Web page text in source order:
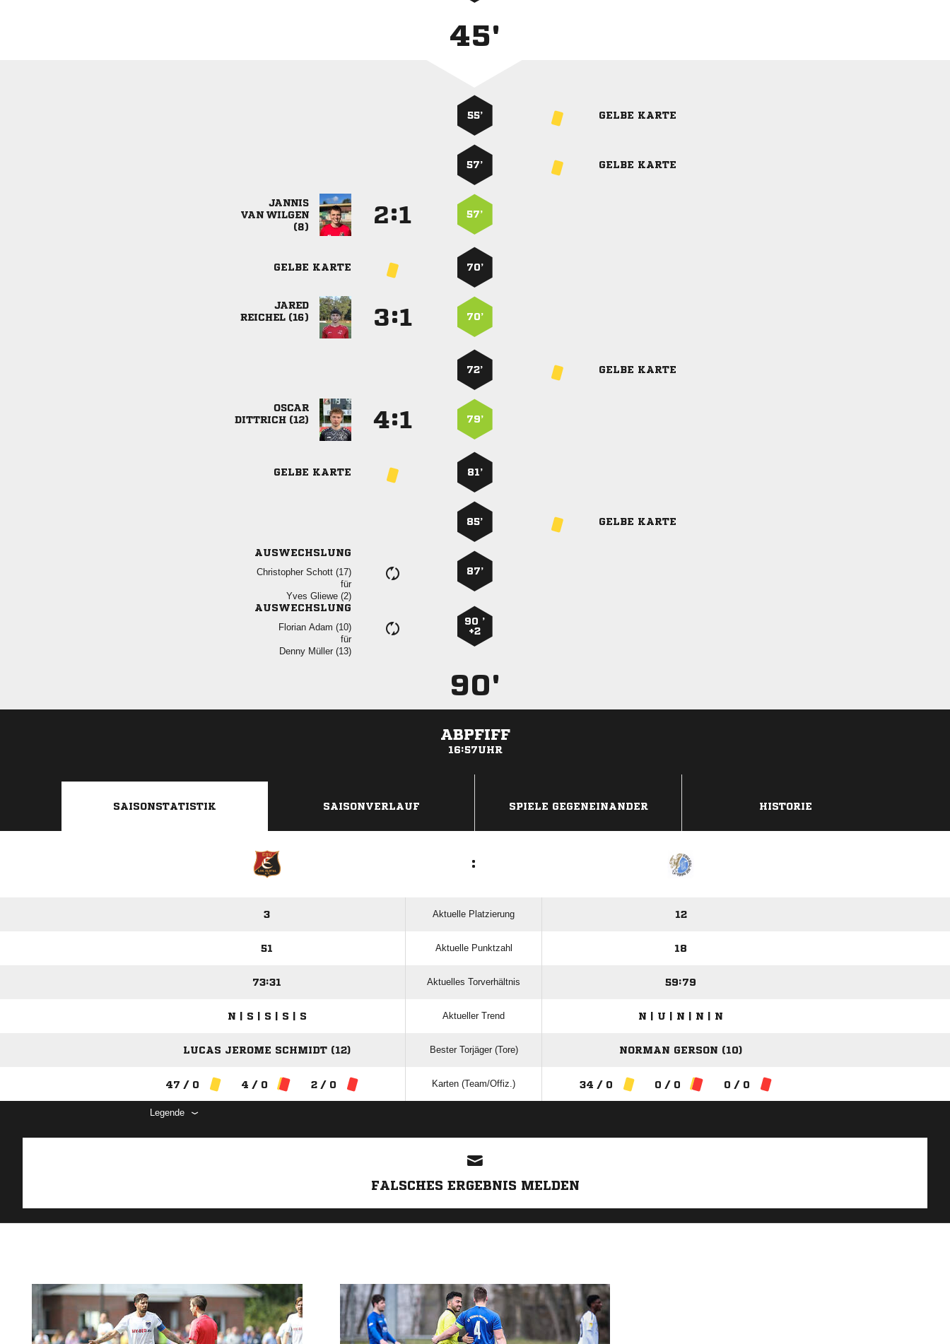
45'
55’ GELBE KARTE
57’ GELBE KARTE

 

: 57’
GELBE KARTE 70’

 
: 70’
72’ GELBE KARTE

 
: 79’
GELBE KARTE 81’
85’ GELBE KARTE
AUSWECHSLUNG
  
für
  
87’
AUSWECHSLUNG
  
für
  
90 ’
+2
90'
ABPFIFF
16:57UHR
SAISONSTATISTIK SAISONVERLAUF SPIELE GEGENEINANDER HISTORIE
:
3 Aktuelle Platzierung 12
51 Aktuelle Punktzahl 18
73:31 Aktuelles Torverhältnis 59:79
N | S | S | S | S Aktueller Trend N | U | N | N | N
LUCAS JEROME SCHMIDT (12) Bester Torjäger (Tore) NORMAN GERSON (10)
47 / 0 4 / 0 2 / 0 Karten (Team/Offiz.) 34 / 0 0 / 0 0 / 0
Legende
FALSCHES ERGEBNIS MELDEN